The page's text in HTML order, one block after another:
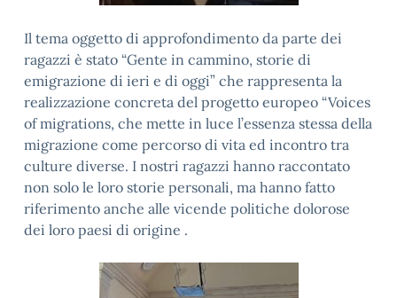
Il tema oggetto di approfondimento da parte dei
ragazzi è stato “Gente in cammino, storie di
emigrazione di ieri e di oggi” che rappresenta la
realizzazione concreta del progetto europeo “Voices
of migrations, che mette in luce l’essenza stessa della
migrazione come percorso di vita ed incontro tra
culture diverse. I nostri ragazzi hanno raccontato
non solo le loro storie personali, ma hanno fatto
riferimento anche alle vicende politiche dolorose
dei loro paesi di origine .